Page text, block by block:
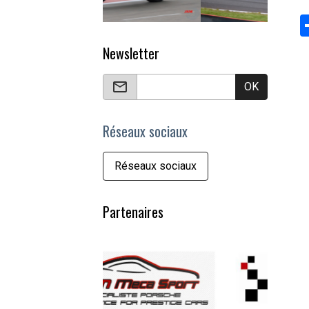
Newsletter
OK
Réseaux sociaux
Réseaux sociaux
Partenaires